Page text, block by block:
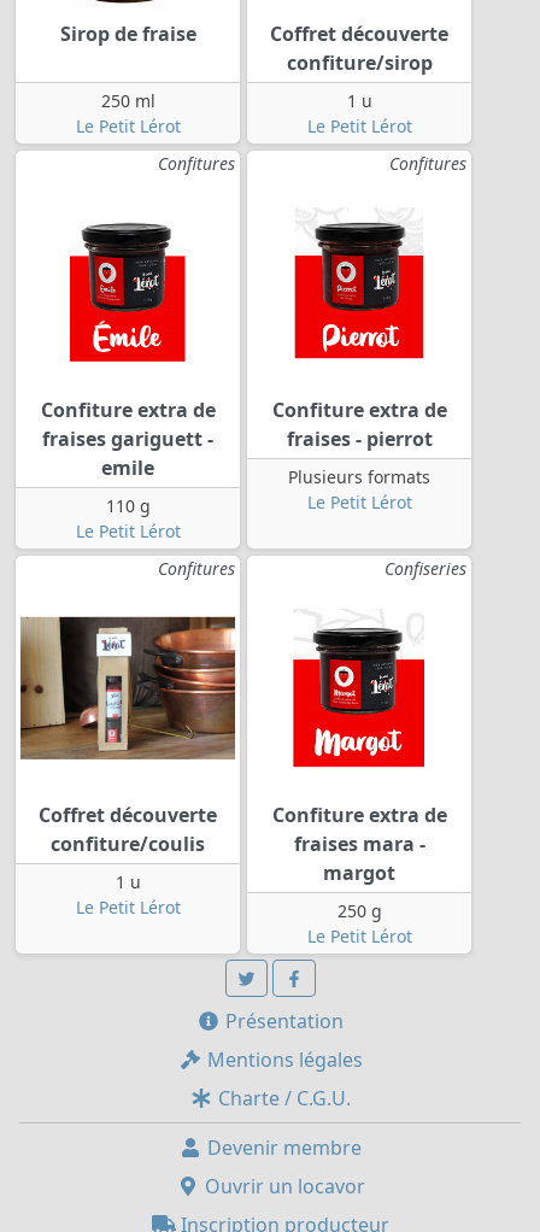
Sirop de fraise
250 ml
Le Petit Lérot
Coffret découverte
confiture/sirop
1 u
Le Petit Lérot
Confitures
Confiture extra de
fraises gariguett -
emile
110 g
Le Petit Lérot
Confitures
Confiture extra de
fraises - pierrot
Plusieurs formats
Le Petit Lérot
Confitures
Coffret découverte
confiture/coulis
1 u
Le Petit Lérot
Confiseries
Confiture extra de
fraises mara -
margot
250 g
Le Petit Lérot
Présentation
Mentions légales
Charte / C.G.U.
Devenir membre
Ouvrir un locavor
Inscription producteur